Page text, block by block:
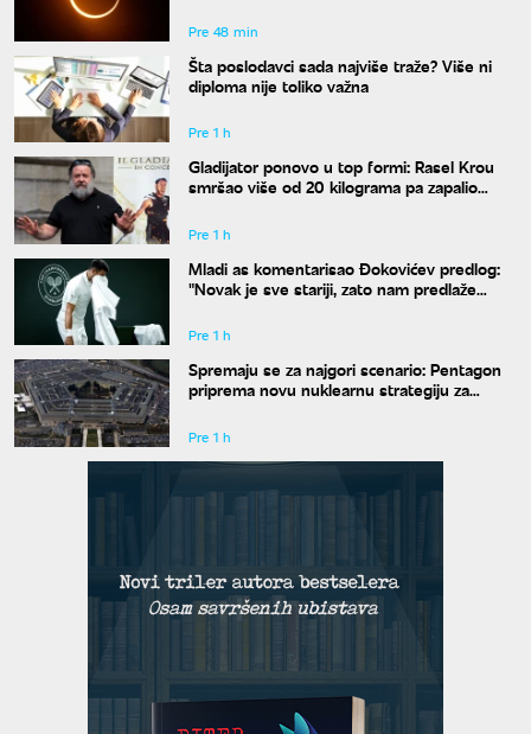
Pre 48 min
Šta poslodavci sada najviše traže? Više ni
diploma nije toliko važna
Pre 1 h
Gladijator ponovo u top formi: Rasel Krou
smršao više od 20 kilograma pa zapalio
Pre 1 h
Mladi as komentarisao Đokovićev predlog:
"Novak je sve stariji, zato nam predlaže
Pre 1 h
Spremaju se za najgori scenario: Pentagon
priprema novu nuklearnu strategiju za
Pre 1 h